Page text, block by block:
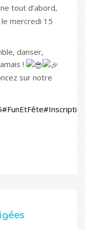
tout d’abord,
mercredi 15
danser,
!
sur notre
#FunEtFête